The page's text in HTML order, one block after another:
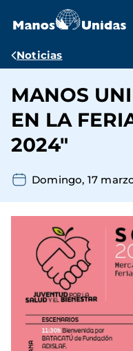
contenido
Ruta
navegación
Noticias
MANOS
EN LA
2024"
Domingo, 17